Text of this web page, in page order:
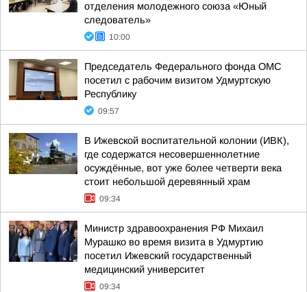
отделения молодежного союза «Юный
следователь»
10:00
Председатель Федерального фонда ОМС
посетил с рабочим визитом Удмуртскую
Республику
09:57
В Ижевской воспитательной колонии (ИВК),
где содержатся несовершеннолетние
осуждённые, вот уже более четверти века
стоит небольшой деревянный храм
09:34
Министр здравоохранения РФ Михаил
Мурашко во время визита в Удмуртию
посетил Ижевский государственный
медицинский университет
09:34